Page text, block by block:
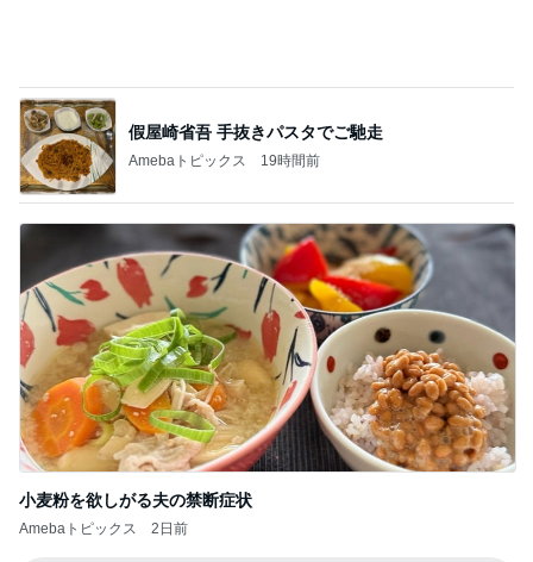
假屋崎省吾 手抜きパスタでご馳走
Amebaトピックス 19時間前
小麦粉を欲しがる夫の禁断症状
Amebaトピックス 2日前